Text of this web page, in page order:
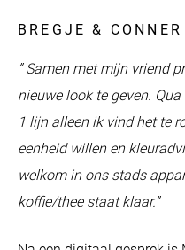
BREGJE & CONNER
” Samen met mijn vriend
nieuwe look te geven.
1 lijn alleen ik vind het te
eenheid willen en
welkom in ons stads
koffie/thee staat klaar.”